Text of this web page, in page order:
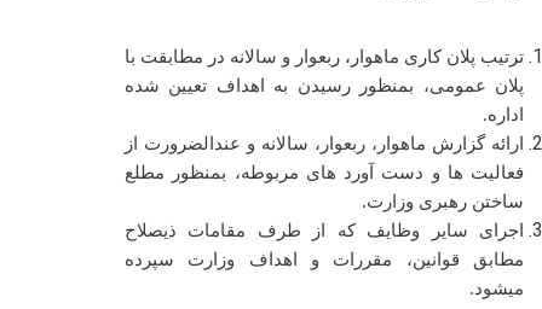
ترتیب پلان کاری ماهوار، ربعوار و سالانه در مطابقت با
پلان عمومی، بمنظور رسیدن به اهداف تعیین شده
اداره.
ارائه گزارش ماهوار، ربعوار، سالانه و عندالضرورت از
فعالیت ها و دست آورد های مربوطه، بمنظور مطلع
ساختن رهبری وزارت.
اجرای سایر وظایف که از طرف مقامات ذیصلاح
مطابق قوانین، مقررات و اهداف وزارت سپرده
میشود.